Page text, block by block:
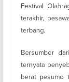
Festival
terakhir,
terbang.
Bersumber
ternyata
berat pesumo